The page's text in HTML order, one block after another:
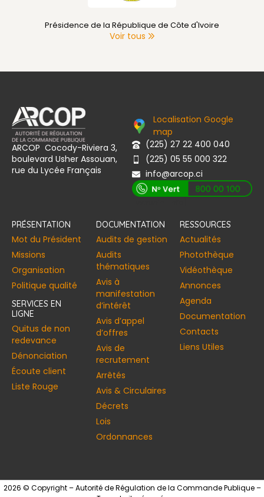
Présidence de la République de Côte d'Ivoire
Voir tous
ARCOP Cocody-Riviera 3,
boulevard Usher Assouan,
rue du Lycée Français
Localisation Google
map
(225) 27 22 400 040
(225) 05 55 000 322
info@arcop.ci
PRÉSENTATION
Mot du Président
Missions
Organisation
Politique qualité
SERVICES EN
LIGNE
Quitus de non
redevance
Dénonciation
Écoute client
Liste Rouge
DOCUMENTATION
Audits de gestion
Audits
thématiques
Avis à
manifestation
d’intérêt
Avis d’appel
d’offres
Avis de
recrutement
Arrêtés
Avis & Circulaires
Décrets
Lois
Ordonnances
RESSOURCES
Actualités
Photothèque
Vidéothèque
Annonces​
Agenda
Documentation
Contacts
Liens Utiles
2026 © Copyright – Autorité de Régulation de la Commande Publique –